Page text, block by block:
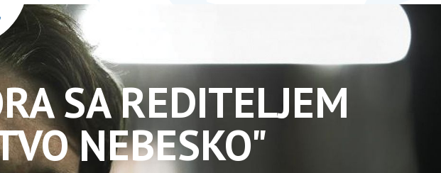
SA REDITELJEM
NEBESKO"